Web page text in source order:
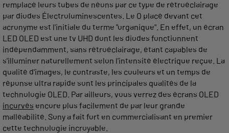
remplacé leurs tubes de néons par ce type de rétroéclairage
par diodes Électroluminescentes. Le O placé devant cet
acronyme est l'initiale du terme "organique". En effet, un écran
LED OLED est une tv UHD dont les diodes fonctionnent
indépendamment, sans rétroéclairage, étant capables de
s'illuminer naturellement selon l'intensité électrique reçue. La
qualité d'images, le contraste, les couleurs et un temps de
réponse ultra rapide sont les principales qualités de la
technologie OLED. Par ailleurs, vous verrez des écrans OLED
incurvés encore plus facilement de par leur grande
malléabilité. Sony a fait fort en commercialisant en premier
cette technologie incroyable.